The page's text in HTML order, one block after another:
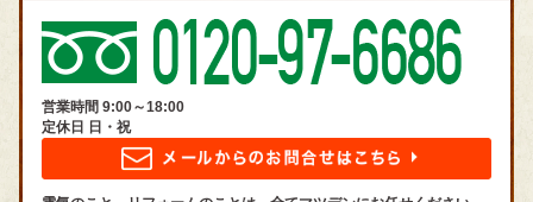
営業時間 9:00～18:00
定休日 日・祝